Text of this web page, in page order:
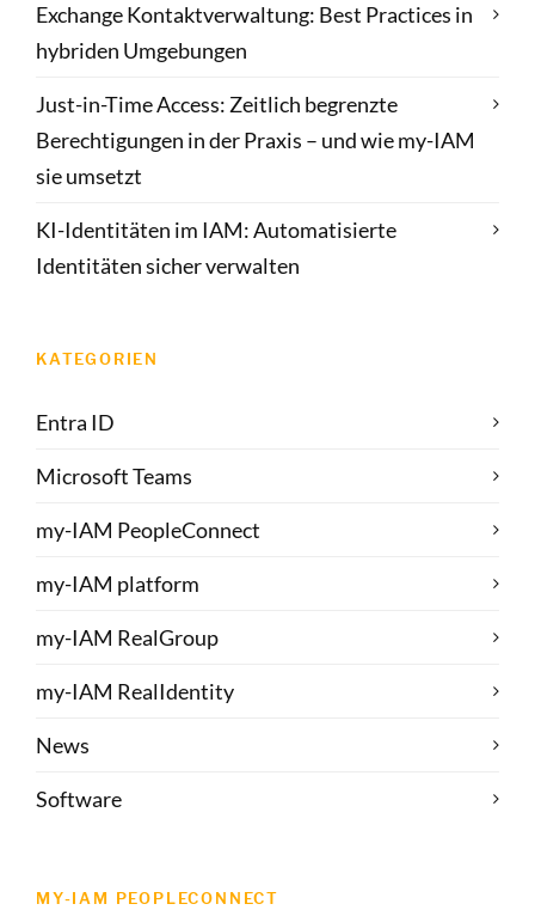
Exchange Kontaktverwaltung: Best Practices in
hybriden Umgebungen
Just-in-Time Access: Zeitlich begrenzte
Berechtigungen in der Praxis – und wie my-IAM
sie umsetzt
KI-Identitäten im IAM: Automatisierte
Identitäten sicher verwalten
KATEGORIEN
Entra ID
Microsoft Teams
my-IAM PeopleConnect
my-IAM platform
my-IAM RealGroup
my-IAM RealIdentity
News
Software
MY-IAM PEOPLECONNECT